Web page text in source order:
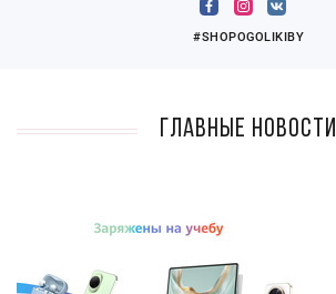
#SHOPOGOLIKIBY
Главные новости